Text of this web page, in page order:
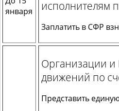
января
исполнителям
Заплатить в СФР
Организации
движений по
Представить